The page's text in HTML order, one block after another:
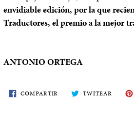
envidiable edición, por la que
Traductores, el premio a la mejor
ANTONIO ORTEGA
COMPARTIR COMPARTETWITEAR TWITEA